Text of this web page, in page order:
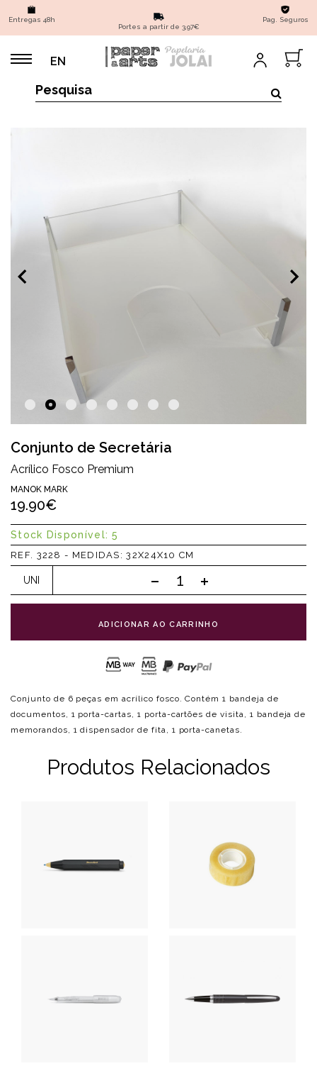
Entregas 48h
Portes a partir de 3,97€
Pag. Seguros
EN
Conjunto de Secretária
Acrílico Fosco Premium
MANOK MARK
19.90€
Stock Disponível: 5
REF. 3228 - MEDIDAS: 32X24X10 CM
UNI
ADICIONAR AO CARRINHO
Conjunto de 6 peças em acrílico fosco. Contém 1 bandeja de
documentos, 1 porta-cartas, 1 porta-cartões de visita, 1 bandeja de
memorandos, 1 dispensador de fita, 1 porta-canetas.
Produtos Relacionados